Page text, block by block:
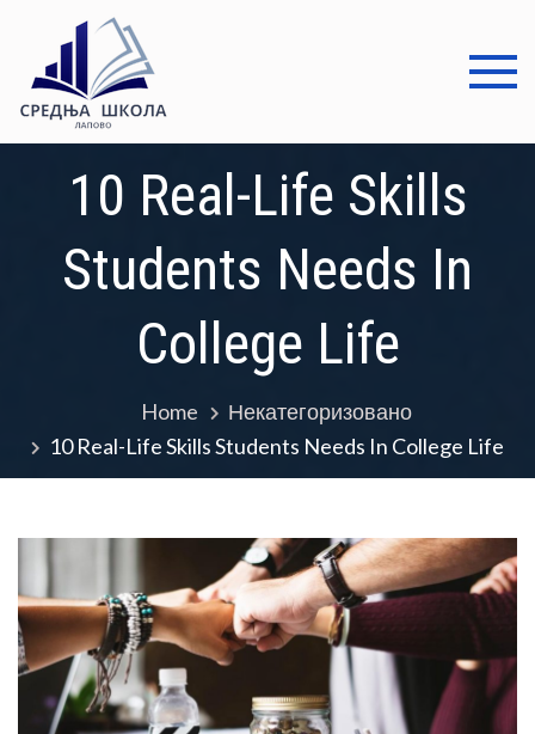
content
школа
Лапово
10 Real-Life Skills
Students Needs In
College Life
Home
Некатегоризовано
10 Real-Life Skills Students Needs In College Life